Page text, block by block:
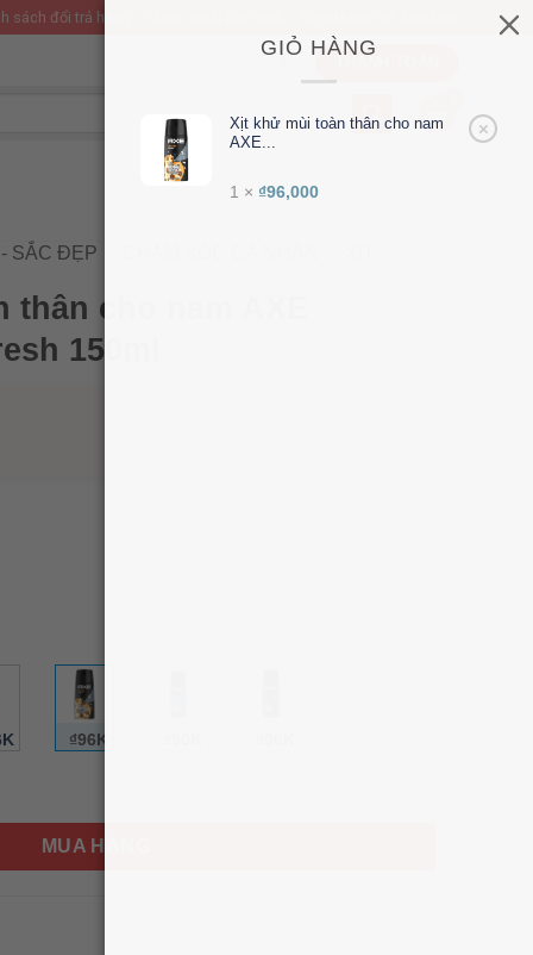
GIỎ HÀNG
×
Xịt khử mùi toàn thân cho nam
AXE...
1 × ₫96,000
sách đổi trả hàng
SẮC ĐẸP
cho nam AXE
150ml
₫96K
Collision 48H Fresh 150ml số lượng
MUA HÀNG